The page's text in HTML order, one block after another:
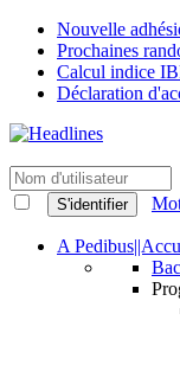
Nouvelle
Prochaines
Calcul indice
Déclaration
S'identifier
A